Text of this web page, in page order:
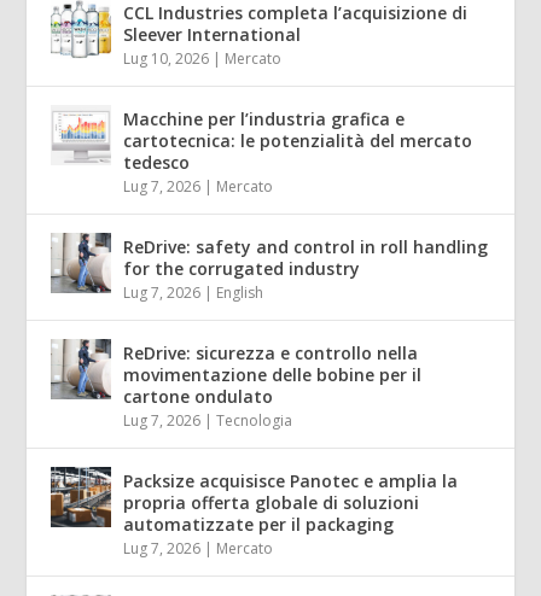
CCL Industries completa l’acquisizione di
Sleever International
Lug 10, 2026 | Mercato
Macchine per l’industria grafica e
cartotecnica: le potenzialità del mercato
tedesco
Lug 7, 2026 | Mercato
ReDrive: safety and control in roll handling
for the corrugated industry
Lug 7, 2026 | English
ReDrive: sicurezza e controllo nella
movimentazione delle bobine per il
cartone ondulato
Lug 7, 2026 |Tecnologia
Packsize acquisisce Panotec e amplia la
propria offerta globale di soluzioni
automatizzate per il packaging
Lug 7, 2026 | Mercato